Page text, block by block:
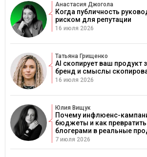
Анастасия Джогола
Когда публичность
риском для репутации
16 июля 2026
Татьяна Грищенко
AI скопирует ваш продукт
бренд и смыслы
16 июля 2026
Юлия Вищук
Почему инфлюенс-
бюджеты и как
блогерами в реальные
7 июля 2026